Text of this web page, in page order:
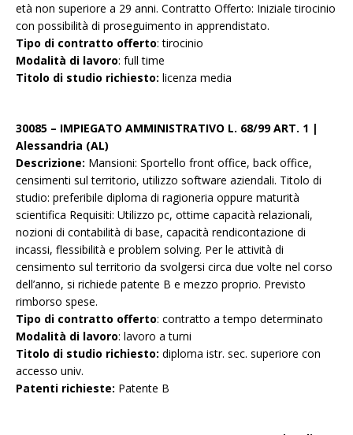
età non superiore a 29 anni. Contratto Offerto: Iniziale tirocinio
con possibilità di proseguimento in apprendistato.
Tipo di contratto offerto: tirocinio
Modalità di lavoro: full time
Titolo di studio richiesto: licenza media
30085 – IMPIEGATO AMMINISTRATIVO L. 68/99 ART. 1 |
Alessandria (AL)
Descrizione: Mansioni: Sportello front office, back office,
censimenti sul territorio, utilizzo software aziendali. Titolo di
studio: preferibile diploma di ragioneria oppure maturità
scientifica Requisiti: Utilizzo pc, ottime capacità relazionali,
nozioni di contabilità di base, capacità rendicontazione di
incassi, flessibilità e problem solving. Per le attività di
censimento sul territorio da svolgersi circa due volte nel corso
dell’anno, si richiede patente B e mezzo proprio. Previsto
rimborso spese.
Tipo di contratto offerto: contratto a tempo determinato
Modalità di lavoro: lavoro a turni
Titolo di studio richiesto: diploma istr. sec. superiore con
accesso univ.
Patenti richieste: Patente B